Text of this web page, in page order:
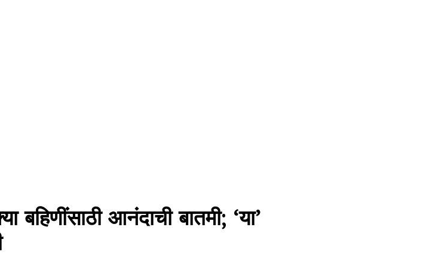
आनंदाची बातमी; ‘या’